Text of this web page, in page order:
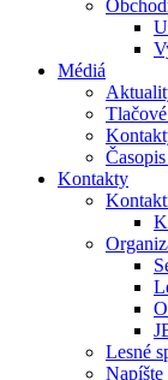
Médiá
Kontakty
Lesné
Napíšte